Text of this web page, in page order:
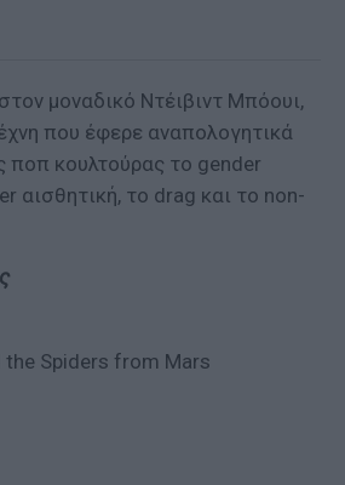
μοναδικό Ντέιβιντ Μπόουι,
που έφερε αναπολογητικά
ποπ κουλτούρας το gender
αισθητική, το drag και το non-
Spiders from Mars